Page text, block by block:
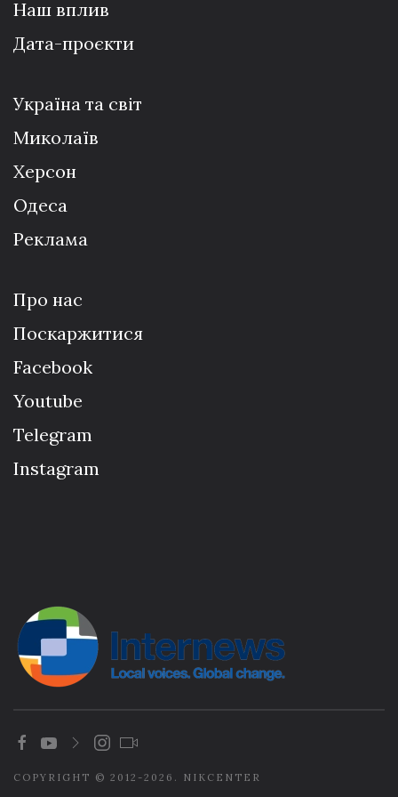
Наш вплив
Дата-проєкти
Україна та світ
Миколаїв
Херсон
Одеса
Реклама
Про нас
Поскаржитися
Facebook
Youtube
Telegram
Instagram
COPYRIGHT © 2012-2026. NIKCENTER